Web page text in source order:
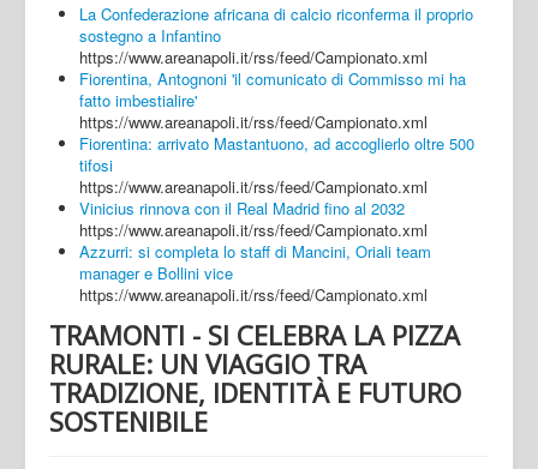
La Confederazione africana di calcio riconferma il proprio
sostegno a Infantino
https://www.areanapoli.it/rss/feed/Campionato.xml
Fiorentina, Antognoni 'il comunicato di Commisso mi ha
fatto imbestialire'
https://www.areanapoli.it/rss/feed/Campionato.xml
Fiorentina: arrivato Mastantuono, ad accoglierlo oltre 500
tifosi
https://www.areanapoli.it/rss/feed/Campionato.xml
Vinicius rinnova con il Real Madrid fino al 2032
https://www.areanapoli.it/rss/feed/Campionato.xml
Azzurri: si completa lo staff di Mancini, Oriali team
manager e Bollini vice
https://www.areanapoli.it/rss/feed/Campionato.xml
TRAMONTI - SI CELEBRA LA PIZZA
RURALE: UN VIAGGIO TRA
TRADIZIONE, IDENTITÀ E FUTURO
SOSTENIBILE